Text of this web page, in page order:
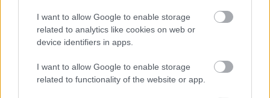
I want to allow Google to enable storage
related to analytics like cookies on web or
device identifiers in apps.
I want to allow Google to enable storage
related to functionality of the website or app.
RECENT POSTS